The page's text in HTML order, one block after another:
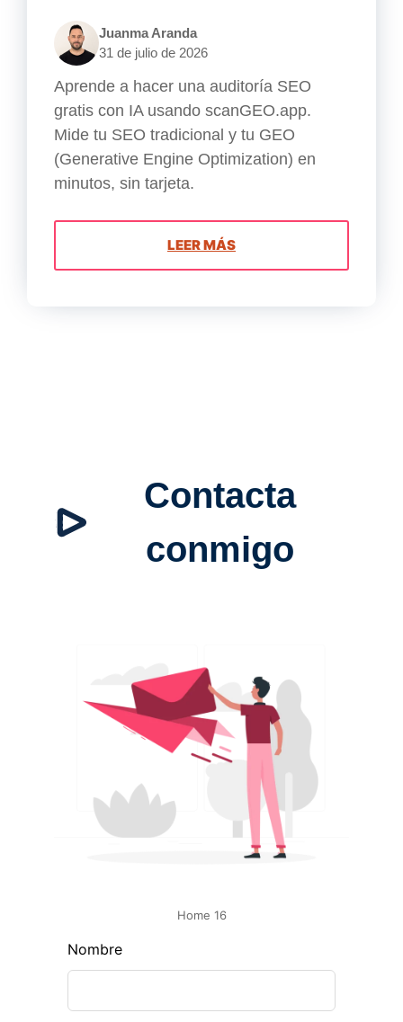
Juanma Aranda
31 de julio de 2026
Aprende a hacer una auditoría SEO
gratis con IA usando scanGEO.app.
Mide tu SEO tradicional y tu GEO
(Generative Engine Optimization) en
minutos, sin tarjeta.
LEER MÁS
Contacta
conmigo
Home 16
L
e
v
Nombre